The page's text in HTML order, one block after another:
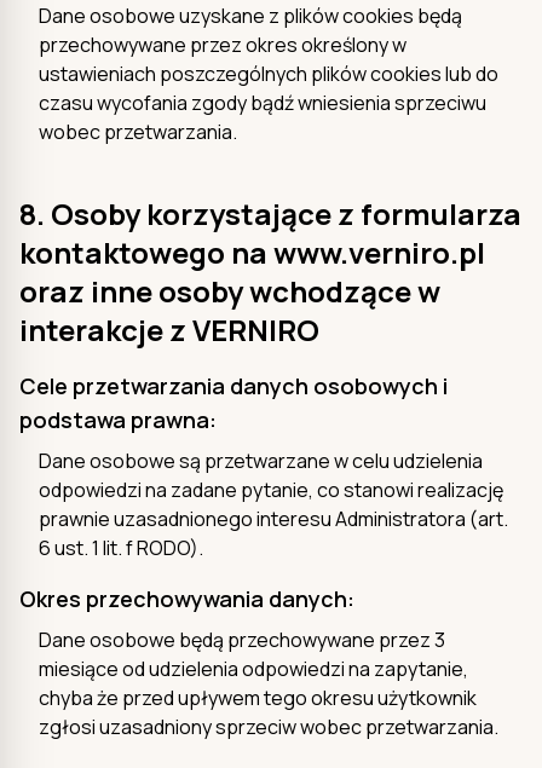
Dane osobowe uzyskane z plików cookies będą
przechowywane przez okres określony w
ustawieniach poszczególnych plików cookies lub do
czasu wycofania zgody bądź wniesienia sprzeciwu
wobec przetwarzania.
8. Osoby korzystające z formularza
kontaktowego na www.verniro.pl
oraz inne osoby wchodzące w
interakcje z VERNIRO
Cele przetwarzania danych osobowych i
podstawa prawna:
Dane osobowe są przetwarzane w celu udzielenia
odpowiedzi na zadane pytanie, co stanowi realizację
prawnie uzasadnionego interesu Administratora (art.
6 ust. 1 lit. f RODO).
Okres przechowywania danych:
Dane osobowe będą przechowywane przez 3
miesiące od udzielenia odpowiedzi na zapytanie,
chyba że przed upływem tego okresu użytkownik
zgłosi uzasadniony sprzeciw wobec przetwarzania.